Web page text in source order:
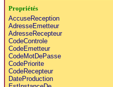
Propriétés
AccuseReception
AdresseEmetteur
AdresseRecepteur
CodeControle
CodeEmetteur
CodeMotDePasse
CodePriorite
CodeRecepteur
DateProduction